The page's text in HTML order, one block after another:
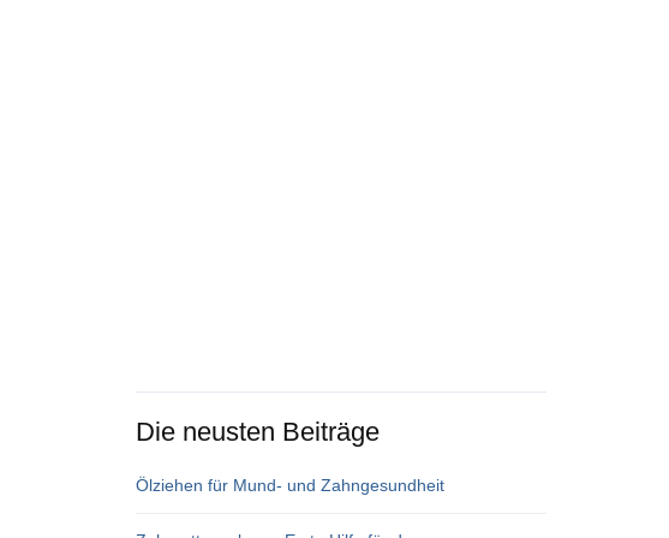
Die neusten Beiträge
Ölziehen für Mund- und Zahngesundheit